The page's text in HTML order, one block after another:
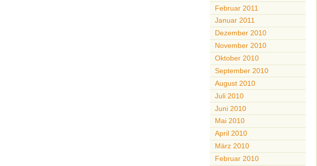
Februar 2011
Januar 2011
Dezember 2010
November 2010
Oktober 2010
September 2010
August 2010
Juli 2010
Juni 2010
Mai 2010
April 2010
März 2010
Februar 2010